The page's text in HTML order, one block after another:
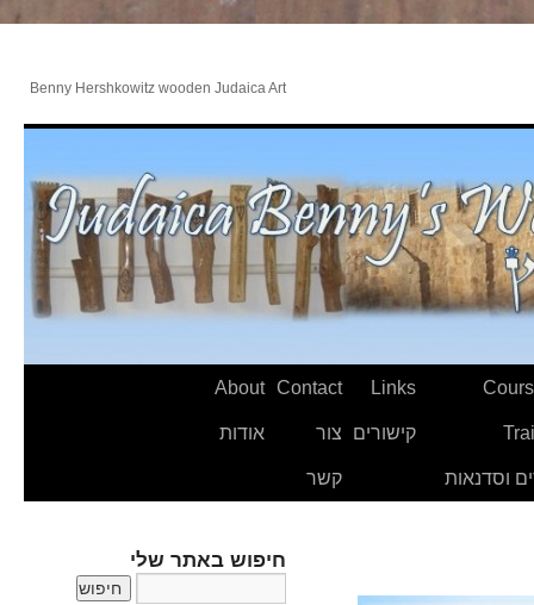
Benny Hershkowitz wooden Judaica Art
וסדנאות
Links
קישורים
Contact
צור
קשר
About
אודות
חיפוש באתר שלי